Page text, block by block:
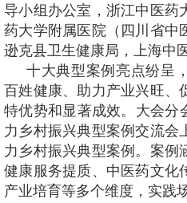
导小组办公室，浙江中医药
药大学附属医院（四川省中
逊克县卫生健康局，上海中
十大典型案例亮点纷呈
百姓健康、助力产业兴旺、
特优势和显著成效。大会
力乡村振兴典型案例交流会
力乡村振兴典型案例。案例
健康服务提质、中医药文化
产业培育等多个维度，实践